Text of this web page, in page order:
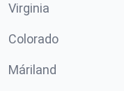
Virginia
Colorado
Máriland